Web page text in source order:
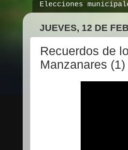
Elecciones
JUEVES, 12 DE
Recuerdos de
Manzanares (1)